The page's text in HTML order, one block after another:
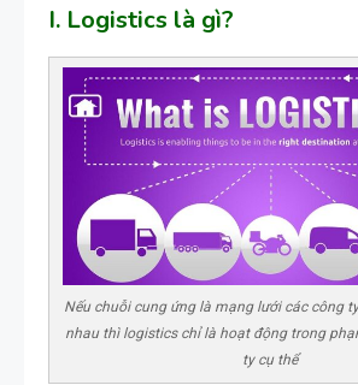
I. Logistics là gì?
Nếu chuỗi cung ứng là mạng lưới các công
nhau thì logistics chỉ là hoạt động trong
ty cụ thể